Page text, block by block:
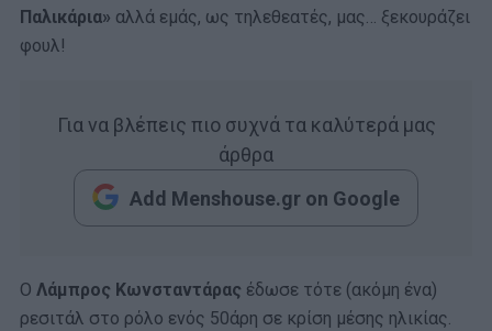
Παλικάρια» αλλά εμάς, ως τηλεθεατές, μας… ξεκουράζει
φουλ!
Για να βλέπεις πιο συχνά τα καλύτερά μας
άρθρα
Add Menshouse.gr on Google
Ο Λάμπρος Κωνσταντάρας έδωσε τότε (ακόμη ένα)
ρεσιτάλ στο ρόλο ενός 50άρη σε κρίση μέσης ηλικίας.